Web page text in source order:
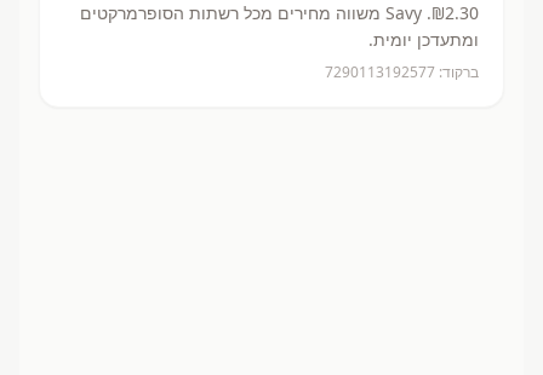
₪2.30.
Savy משווה מחירים מכל רשתות הסופרמרקטים
ומתעדכן יומית.
ברקוד: 7290113192577